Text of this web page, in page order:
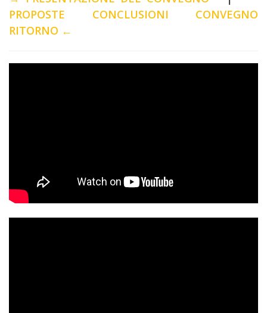
PROPOSTE CONCLUSIONI CONVEGNO
RITORNO ←